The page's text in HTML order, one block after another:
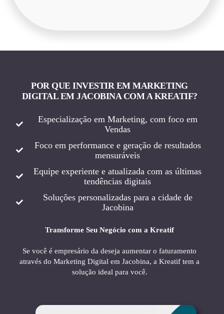
POR QUE INVESTIR EM MARKETING
DIGITAL EM JACOBINA COM A KREATIF?
Especialização em Marketing, com foco em
Vendas
Foco em performance e geração de resultados
mensuráveis
Equipe experiente e atualizada com as últimas
tendências digitais
Soluções personalizadas para a cidade de
Jacobina
Transforme Seu Negócio com a Kreatif
Se você é empresário da deseja aumentar o faturamento
através do Marketing Digital em Jacobina, a Kreatif tem a
solução ideal para você.